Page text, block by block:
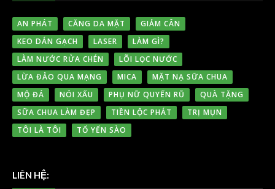
AN PHÁT CĂNG DA MẶT
GIẢM CÂN
KEO DÁN GẠCH
LASER
LÀM GÌ?
LÀM NƯỚC RỬA CHÉN
LÕI LỌC NƯỚC
LỪA ĐẢO QUA MẠNG
MICA
MẶT NẠ SỮA CHUA
MỘ ĐÁ
NÓI XẤU PHỤ NỮ QUYẾN RŨ
QUÀ TẶNG
SỮA CHUA LÀM ĐẸP
TIỀN LỘC PHÁT
TRỊ MỤN
TÔI LÀ TÔI
TỔ YẾN SÀO
LIÊN HỆ: